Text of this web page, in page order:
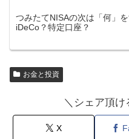
つみたてNISAの次は「何」を
iDeCo？特定口座？
お金と投資
＼シェア頂け
X